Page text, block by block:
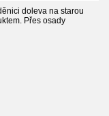
doleva na starou
Přes osady